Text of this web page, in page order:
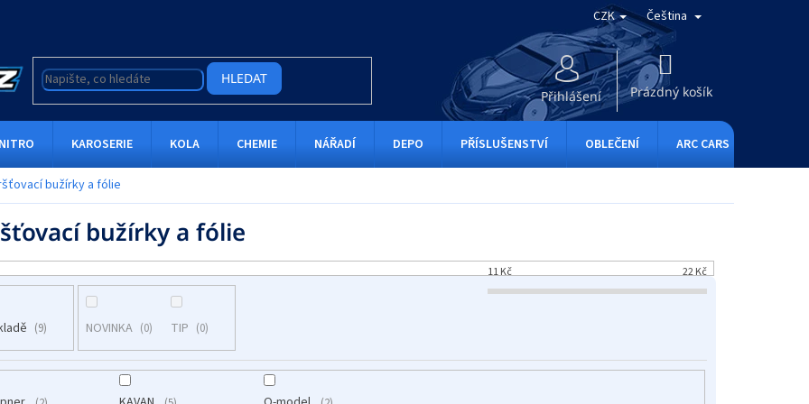
CZK Čeština
HLEDAT
Přihlášení
KOŠÍK
Prázdný košík
NITRO KAROSERIE KOLA CHEMIE NÁŘADÍ DEPO PŘÍSLUŠENSTVÍ OBLEČENÍ ARC CARS
bužírky a fólie
bužírky a fólie
11Kč 22Kč
9 NOVINKA 0 TIP 0